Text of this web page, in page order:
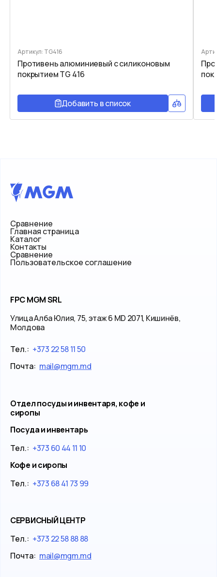
Артикул: TG416
Противень алюминиевый c силиконовым
покрытием TG 416
Добавить в список
Сравнение
Главная страница
Каталог
Контакты
Сравнение
Пользовательское соглашение
FPC MGM SRL
Улица Алба Юлия, 75, этаж 6 MD 2071, Кишинёв,
Молдова
Тел.: +373 22 58 11 50
Почта: mail@mgm.md
Отдел посуды и инвентаря, кофе и
сиропы
Посуда и инвентарь
Тел.: +373 60 44 11 10
Кофе и сиропы
Тел.: +373 68 41 73 99
СЕРВИСНЫЙ ЦЕНТР
Тел.: +373 22 58 88 88
Почта: mail@mgm.md